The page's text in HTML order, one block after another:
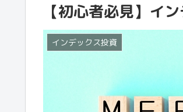
【初心者必見】イ
インデックス投資